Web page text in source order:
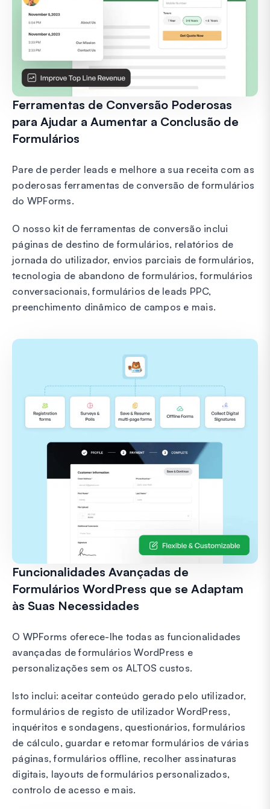
Ferramentas de Conversão Poderosas
para Ajudar a Aumentar a Conclusão de
Formulários
Pare de perder leads e melhore a sua receita com as
poderosas ferramentas de conversão de formulários
do WPForms.
O nosso kit de ferramentas de conversão inclui
páginas de destino de formulários, relatórios de
jornada do utilizador, envios parciais de formulários,
tecnologia de abandono de formulários, formulários
conversacionais, formulários de leads PPC,
preenchimento dinâmico de campos e mais.
Funcionalidades Avançadas de
Formulários WordPress que se Adaptam
às Suas Necessidades
O WPForms oferece-lhe todas as funcionalidades
avançadas de formulários WordPress e
personalizações sem os ALTOS custos.
Isto inclui: aceitar conteúdo gerado pelo utilizador,
formulários de registo de utilizador WordPress,
inquéritos e sondagens, questionários, formulários
de cálculo, guardar e retomar formulários de várias
páginas, formulários offline, recolher assinaturas
digitais, layouts de formulários personalizados,
controlo de acesso e mais.